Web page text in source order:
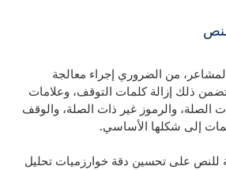
من الضروري إجراء معالجة
ذلك إزالة كلمات التوقف، وعلامات
الصلة، والرموز غير ذات الصلة، والوقف
إلى شكلها الأساسي.
للنص على تحسين دقة خوارزميات تحليل